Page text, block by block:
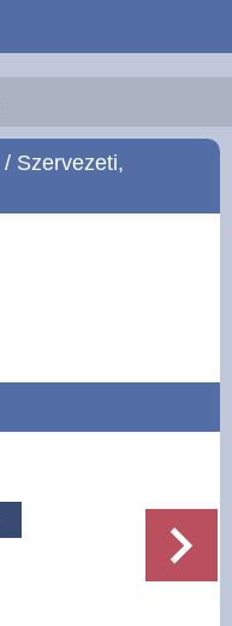
/ Szervezeti,